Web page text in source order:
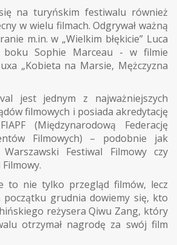
na turyńskim festiwalu również
w wielu filmach. Odgrywał ważną
m.in. w „Wielkim błękicie” Luca
Sophie Marceau - w filmie
„Kobieta na Marsie, Mężczyzna
jest jednym z najważniejszych
filmowych i posiada akredytację
(Międzynarodową Federację
Filmowych) – podobnie jak
Festiwal Filmowy czy
to nie tylko przegląd filmów, lecz
grudnia dowiemy się, kto
reżysera Qiwu Zang, który
otrzymał nagrodę za swój film